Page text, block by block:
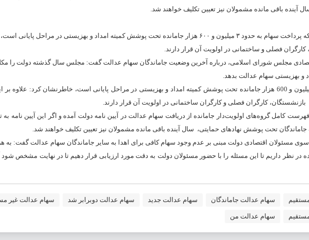
باقی مانده مشمولان نیز تعیین تکلیف خواهند شد.
کارگران فصلی و ساختمانی در اولویت آن قرار دارند.
مجلس شورای اسلامی، درباره آخرین وضعیت جاماندگان سهام عدالت گفت: مجلس سال گذشته دولت را
و بهزیستی سهام عدالت بدهد.
کارگران فصلی و کارگران ساختمانی در اولویت آن قرار دارند.
کامل گروه‌های اولویت‌دار جامانده از دریافت سهام عدالت در آیین نامه دولت آمده و اگر این آیین نامه
تحت پوشش نهادهای حمایتی، سال آینده باقی مانده مشمولان نیز تعیین تکلیف خواهند شد.
سوی مسئولان اقتصادی دولت مبنی بر عدم وجود سهام کافی برای اهدا به سایر جاماندگان سهام عدالت گفت: به
در نظر داریم تا این مسئله را با حضور مسئولان دولت به دقت مورد ارزیابی قرار دهیم تا در نهایت مشخص شود
سهام عدالت جاماندگان سهام عدالت جدید سهام عدالت دوبرابر شد سهام عدالت غیر
سهام عدالت من